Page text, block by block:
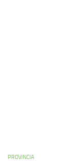
PROVINCIA